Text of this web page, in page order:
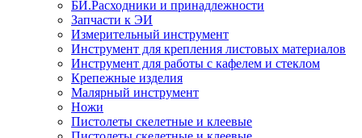
БИ.Расходники и принадлежности
Запчасти к ЭИ
Измерительный инструмент
Инструмент для крепления листовых материалов
Инструмент для работы с кафелем и стеклом
Крепежные изделия
Малярный инструмент
Ножи
Пистолеты скелетные и клеевые